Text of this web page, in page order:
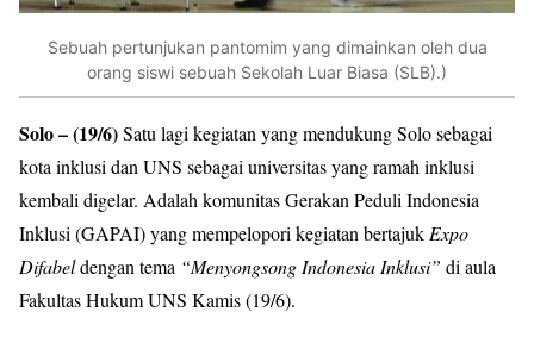
Sebuah pertunjukan pantomim yang dimainkan oleh dua
orang siswi sebuah Sekolah Luar Biasa (SLB).)
Solo – (19/6)Satu lagi kegiatan yang mendukung Solo sebagai
kota inklusi dan UNS sebagai universitas yang ramah inklusi
kembali digelar. Adalah komunitas Gerakan Peduli Indonesia
Inklusi (GAPAI) yang mempelopori kegiatan bertajuk Expo
Difabeldengan tema “Menyongsong Indonesia Inklusi” di aula
Fakultas Hukum UNS Kamis (19/6).